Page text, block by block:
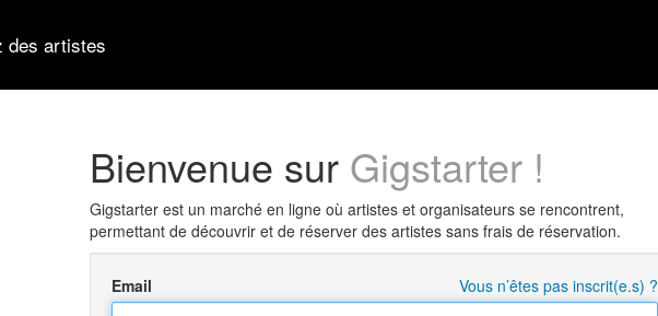
des artistes
Bienvenue sur Gigstarter !
Gigstarter est un marché en ligne où artistes et organisateurs se rencontrent,
permettant de découvrir et de réserver des artistes sans frais de réservation.
Vous n’êtes pas inscrit(e.s) ?
Email